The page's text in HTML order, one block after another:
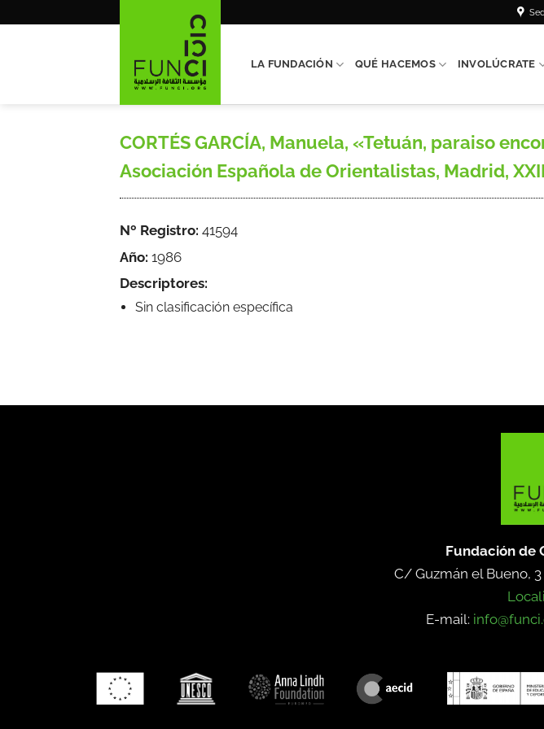
LA FUNDACIÓN QUÉ HACEMOS INVOLÚCRATE
CORTÉS GARCÍA, Manuela, «Tetuán, paraiso
Asociación Española de Orientalistas, Madrid,
Nº Registro: 41594
Año: 1986
Descriptores:
Sin clasificación específica
Fundación de
C/ Guzmán el Bueno,
E-mail: